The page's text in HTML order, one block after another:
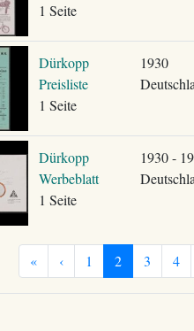
1 Seite
Dürkopp
Preisliste
1 Seite
1930
Dürkopp
Werbeblatt
1 Seite
1930 -
« ‹ 1 2 3 4